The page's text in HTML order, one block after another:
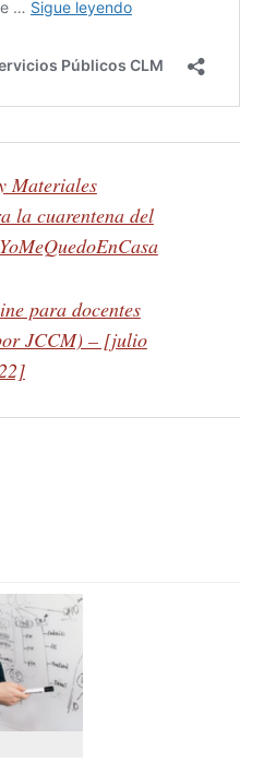
Materiales
la cuarentena del
para docentes
JCCM) – [julio